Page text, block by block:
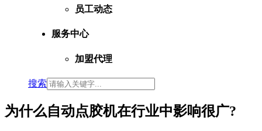
员工动态
服务中心
加盟代理
搜索
为什么自动点胶机在行业中影响很广?